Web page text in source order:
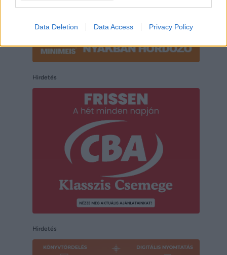
Data Deletion Data Access Privacy Policy
Hirdetés
Hirdetés